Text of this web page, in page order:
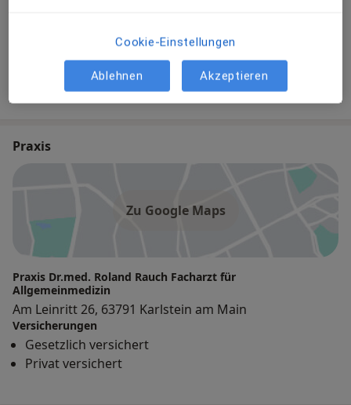
Dr. med. Roland Rauch
40 Bewertungen
Praxis
Zu Google Maps
Praxis Dr.med. Roland Rauch Facharzt für
Allgemeinmedizin
Am Leinritt 26, 63791 Karlstein am Main
Versicherungen
Gesetzlich versichert
Privat versichert
Cookie-Einstellungen
Ablehnen Akzeptieren